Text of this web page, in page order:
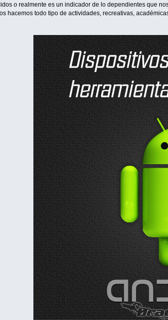
o realmente es un indicador de lo dependientes que
hacemos todo tipo de actividades, recreativas,